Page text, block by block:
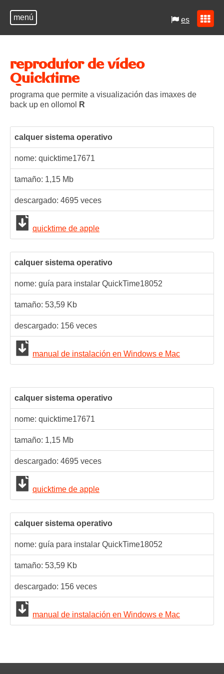
menú es
reprodutor de vídeo
Quicktime
programa que permite a visualización das imaxes de
back up en ollomol
R
calquer sistema operativo
nome: quicktime17671
tamaño: 1,15 Mb
descargado: 4695 veces
quicktime de apple
calquer sistema operativo
nome: guía para instalar QuickTime18052
tamaño: 53,59 Kb
descargado: 156 veces
manual de instalación en Windows e Mac
calquer sistema operativo
nome: quicktime17671
tamaño: 1,15 Mb
descargado: 4695 veces
quicktime de apple
calquer sistema operativo
nome: guía para instalar QuickTime18052
tamaño: 53,59 Kb
descargado: 156 veces
manual de instalación en Windows e Mac